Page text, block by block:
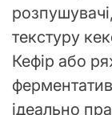
текстуру
Кефір або
ідеально